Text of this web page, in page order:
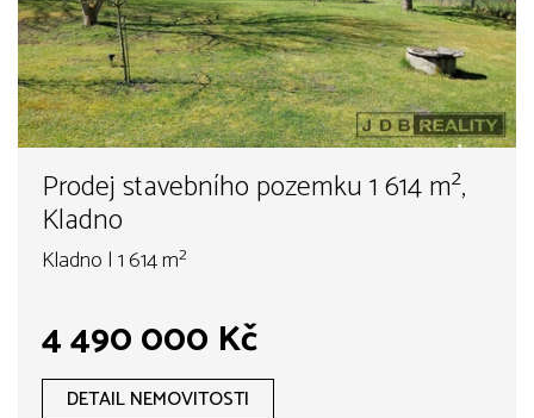
Prodej stavebního pozemku 1 614 m²,
Kladno
Kladno | 1 614 m²
4 490 000 Kč
DETAIL NEMOVITOSTI